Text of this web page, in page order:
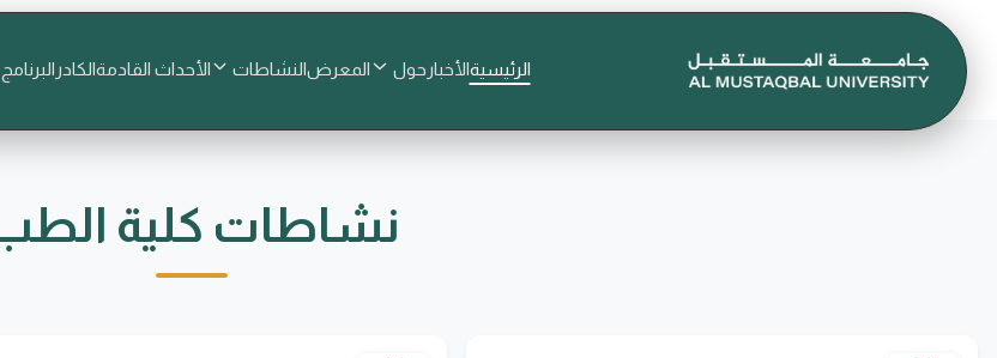
الرئيسيةالأخبار حول المعرضالنشاطات الأحداث القادمةالكادر
نشاطات كلية